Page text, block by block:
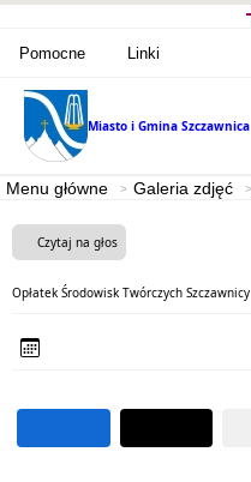
Pomocne Linki
Miasto i Gmina Szczawnica
Menu główne Galeria zdjęć
Czytaj na głos
Opłatek Środowisk Twórczych Szczawnicy